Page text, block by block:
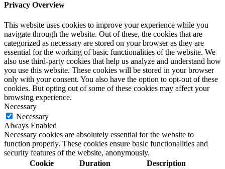
Privacy Overview
This website uses cookies to improve your experience while you
navigate through the website. Out of these, the cookies that are
categorized as necessary are stored on your browser as they are
essential for the working of basic functionalities of the website. We
also use third-party cookies that help us analyze and understand how
you use this website. These cookies will be stored in your browser
only with your consent. You also have the option to opt-out of these
cookies. But opting out of some of these cookies may affect your
browsing experience.
Necessary
Necessary
Always Enabled
Necessary cookies are absolutely essential for the website to
function properly. These cookies ensure basic functionalities and
security features of the website, anonymously.
Cookie
Duration Description